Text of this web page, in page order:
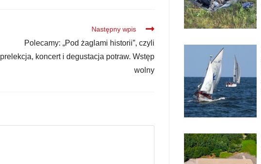
Następny wpis
Polecamy: „Pod żaglami historii”, czyli
prelekcja, koncert i degustacja potraw. Wstęp
wolny